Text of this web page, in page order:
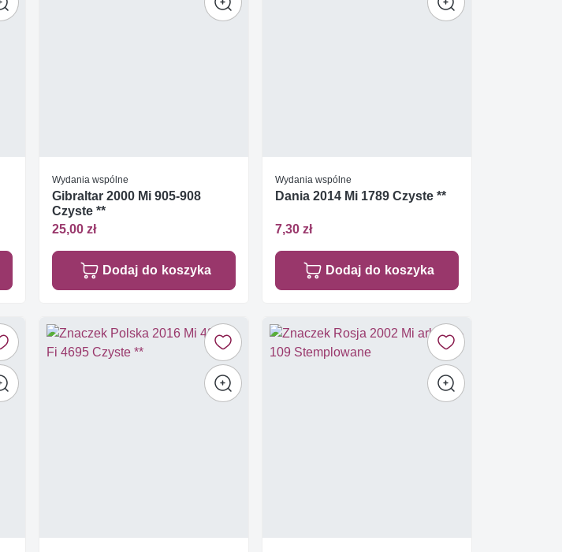
Wydania wspólne
Gibraltar 2000 Mi 905-908
Czyste **
25,00 zł
Dodaj do koszyka
Wydania wspólne
Dania 2014 Mi 1789 Czyste **
7,30 zł
Dodaj do koszyka